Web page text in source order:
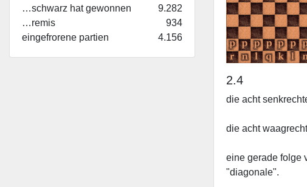
…schwarz hat gewonnen
9.282
…remis
934
eingefrorene partien
4.156
2.4
die acht
die acht
eine gerade folge
"diagonale".